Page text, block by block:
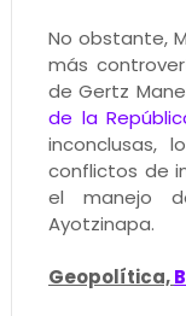
No obstante,
más
de Gertz
de la
inconclusas,
conflictos de
el manejo
Ayotzinapa.
Geopolítica,